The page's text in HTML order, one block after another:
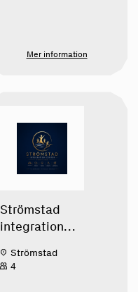
Mer information
Strömstad
integration
Strömstad
4